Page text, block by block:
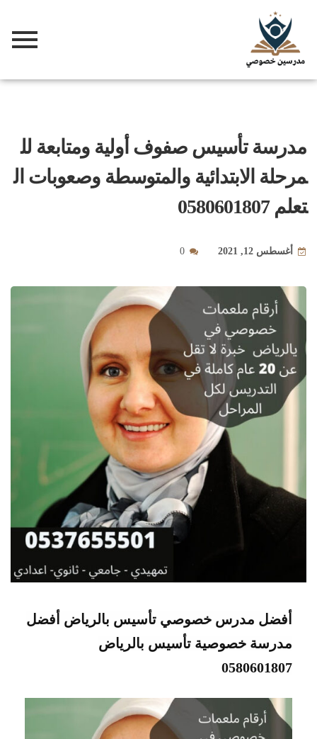
مدرسة تأسيس صفوف أولية ومتابعة لل
مرحلة الابتدائية والمتوسطة وصعوبات ال
تعلم 0580601807
أغسطس 12, 2021
أفضل مدرس خصوصي تأسيس بالرياض أفضل
مدرسة خصوصية تأسيس بالرياض
0580601807